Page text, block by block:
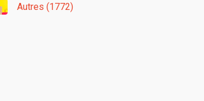
Autres (1772)